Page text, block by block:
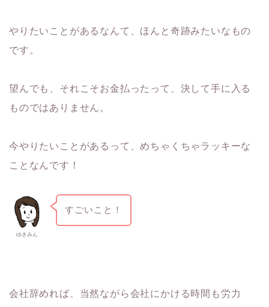
やりたいことがあるなんて、ほんと奇跡みたいなもの
です。
望んでも、それこそお金払ったって、決して手に入る
ものではありません。
今やりたいことがあるって、めちゃくちゃラッキーな
ことなんです！
ゆきみん
すごいこと！
会社辞めれば、当然ながら会社にかける時間も労力